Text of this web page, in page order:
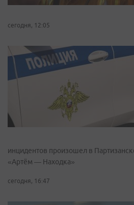
сегодня, 12:05
инцидентов произошел в
«Артём — Находка»
сегодня, 16:47